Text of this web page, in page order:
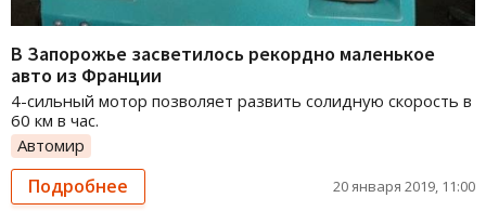
В Запорожье засветилось рекордно маленькое
авто из Франции
4-сильный мотор позволяет развить солидную скорость в
60 км в час.
Автомир
Подробнее 20 января 2019, 11:00